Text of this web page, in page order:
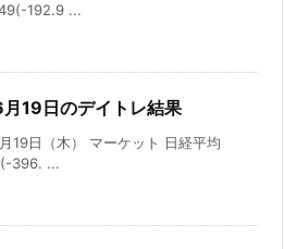
192.9 ...
19日のデイトレ結果
19日（木） マーケット 日経平均
396. ...